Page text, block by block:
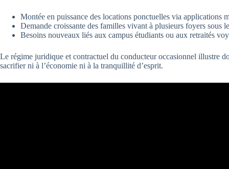
Montée en puissance des locations ponctuelles via applications
Demande croissante des familles vivant à plusieurs foyers sous
Besoins nouveaux liés aux campus étudiants ou aux retraités
Le régime juridique et contractuel du conducteur occasionnel illustre
sacrifier ni à l’économie ni à la tranquillité d’esprit.